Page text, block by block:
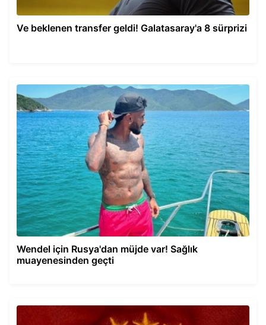
Ve beklenen transfer geldi! Galatasaray'a 8 sürprizi
Wendel için Rusya'dan müjde var! Sağlık
muayenesinden geçti